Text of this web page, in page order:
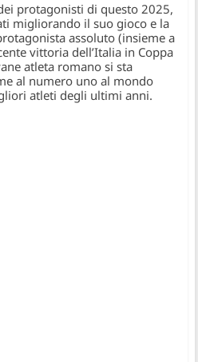
protagonisti di questo 2025,
migliorando il suo gioco e la
assoluto (insieme a
vittoria dell’Italia in Coppa
atleta romano si sta
al numero uno al mondo
atleti degli ultimi anni.